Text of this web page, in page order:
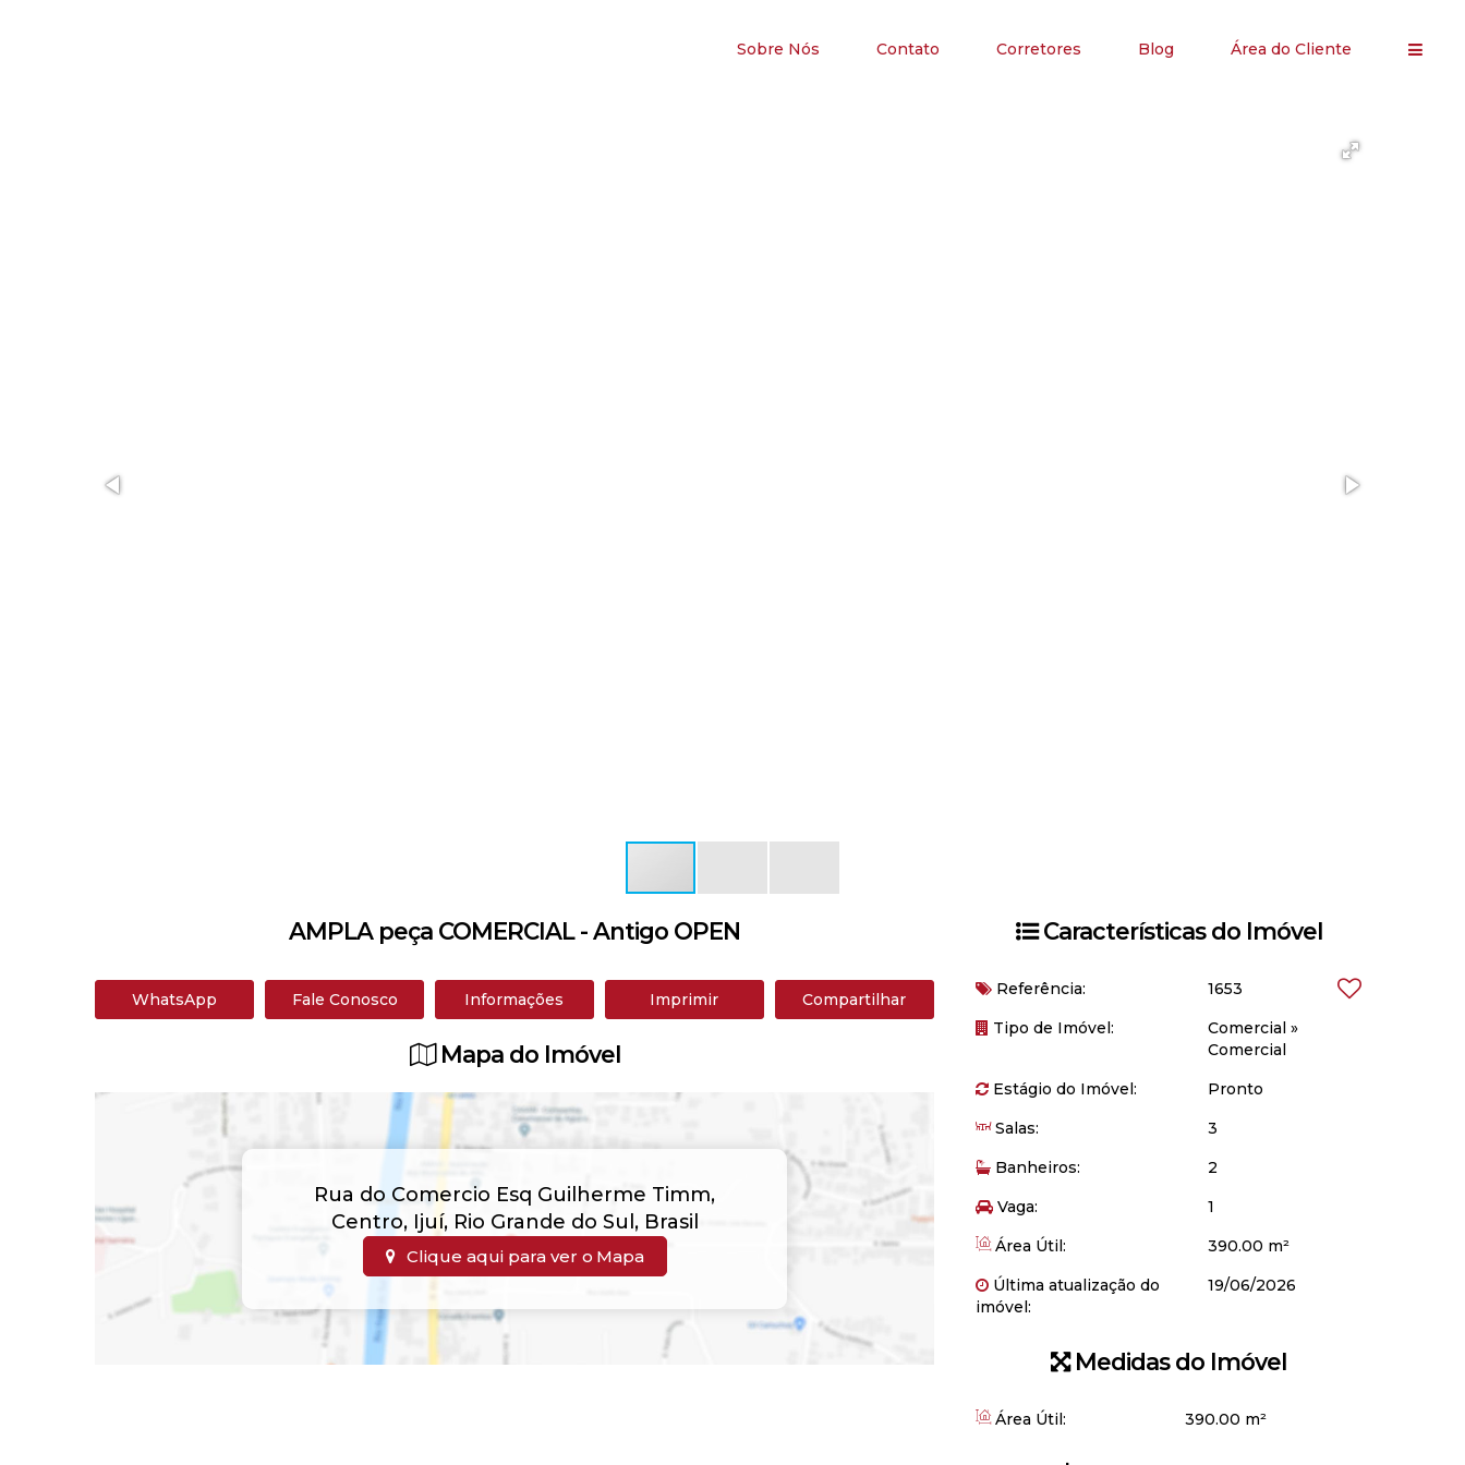
Sobre Nós Contato Corretores Blog Área do Cliente
AMPLA peça COMERCIAL - Antigo OPEN
WhatsApp Fale Conosco Informações Imprimir Compartilhar
Mapa do Imóvel
Rua do Comercio Esq Guilherme Timm,
Centro, Ijuí, Rio Grande do Sul, Brasil
Clique aqui para ver o Mapa
Características do Imóvel
Referência:
1653
Tipo de Imóvel:
Comercial »
Comercial
Estágio do Imóvel:
Pronto
Salas:
3
Banheiros:
2
Vaga:
1
Área Útil:
390.00 m²
Última atualização do
imóvel:
19/06/2026
Medidas do Imóvel
Área Útil: 390.00 m²